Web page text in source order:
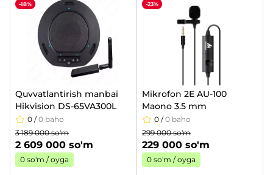
-18%
Quvvatlantirish manbai
Hikvision DS-65VA300L
0 /0 baho
3 189 000 so'm
2 609 000 so'm
0 so'm / oyga
-23%
Mikrofon 2Е AU-100
Maono 3.5 mm
0 /0 baho
299 000 so'm
229 000 so'm
0 so'm / oyga